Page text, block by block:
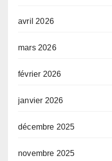
avril 2026
mars 2026
février 2026
janvier 2026
décembre 2025
novembre 2025